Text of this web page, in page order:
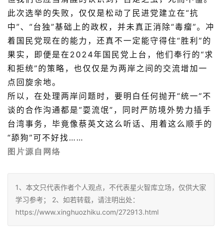
此次选举的失败，仅仅是松动了民进党建立在“抗
中”、“台独”基础上的政权，并未真正消除“毒瘤”。冲
着国民党现在的能力，还真不一定能守得住“胜利”的
果实，即便是在2024年国民党上台，他们奉行的“求
和拒统”的策略，也仅仅是为两岸之间的交流增加一
点回旋余地。
所以，在处理两岸问题时，要明白任何抛开“统一”不
谈的合作沟通都是“耍流氓”，同时严防境外势力插手
台湾事务， 毕竟像蔡英文这么听话、用着这么顺手的
“舔狗”可不好找……
图片源自网络
1、本文只代表作者个人观点，不代表星火智库立场，仅供大家
学习参考； 2、如若转载，请注明出处：
https://www.xinghuozhiku.com/272913.html